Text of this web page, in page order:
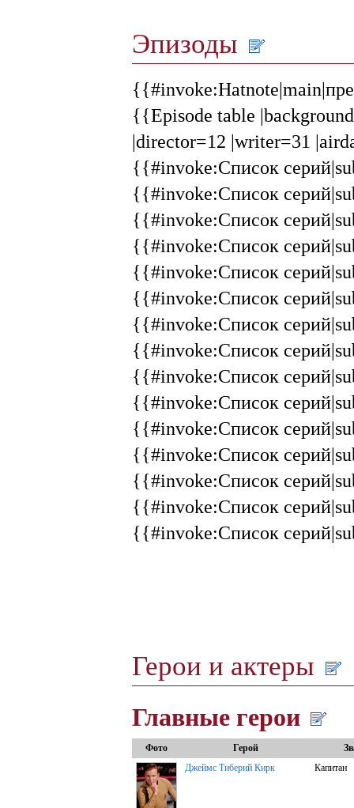
Эпизоды
{{Episode table
|director=12 |writer=31
{{#invoke:Список
{{#invoke:Список
{{#invoke:Список
{{#invoke:Список
{{#invoke:Список
{{#invoke:Список
{{#invoke:Список
{{#invoke:Список
{{#invoke:Список
{{#invoke:Список
{{#invoke:Список
{{#invoke:Список
{{#invoke:Список
{{#invoke:Список
{{#invoke:Список
Герои и актеры
Главные герои
Фото Герой
Джеймс Тиберий Кирк
Капитан